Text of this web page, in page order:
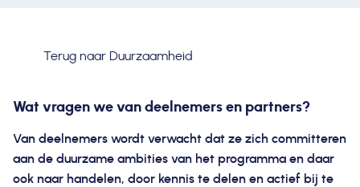
Terug naar Duurzaamheid
Wat vragen we van deelnemers en partners?
Van deelnemers wordt verwacht dat ze zich committeren
aan de duurzame ambities van het programma en daar
ook naar handelen, door kennis te delen en actief bij te